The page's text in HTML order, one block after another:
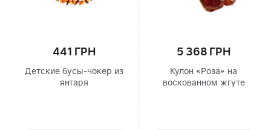
441 ГРН
Детские бусы-чокер из
янтаря
5 368 ГРН
Кулон «Роза» на
воскованном жгуте